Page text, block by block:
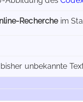
Recherche im
unbekannte